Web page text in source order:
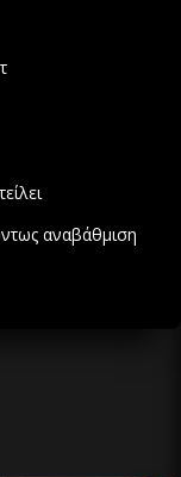
αναβάθμιση